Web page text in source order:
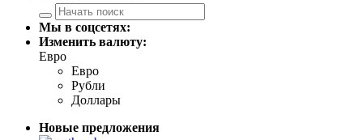
Мы в соцсетях:
Изменить валюту:
Евро
Евро
Рубли
Доллары
Новые предложения